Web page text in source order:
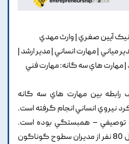
آيين صغري | وارث مهدي
مياني | مهارت انساني | مدير ارشد |
| مهارت هاي سه گانه: مهارت فني
بين مهارت هاي سه گانه
نيروي انساني انجام گرفته است.
توصيفي – همبستگي بوده است.
جامعه آماري مورد بررسي شامل 80 نفر از مديران سطوح گوناگون